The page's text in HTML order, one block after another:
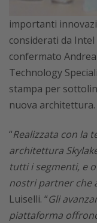
importanti
considerati da Intel
confermato
Technology
stampa per
nuova architettura.
“Realizzata con la
architettura
tutti i segmenti, e
nostri partner che
Luiselli. “Gli
piattaforma